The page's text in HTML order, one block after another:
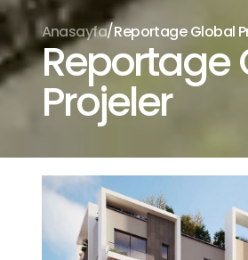
Anasayfa/Reportage Global
Reportage
Projeler